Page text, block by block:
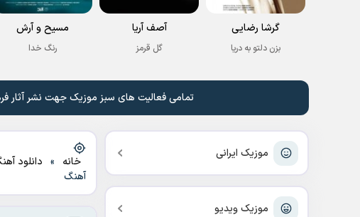
گرشا رضایی
بزن دلتو به دریا
آصف آریا
گل قرمز
مسیح و آرش
رنگ خدا
تمامی فعالیت های سبز موزیک جهت نشر آثار
موزیک ایرانی
موزیک ویدیو
خانه » دانلود
آهنگ